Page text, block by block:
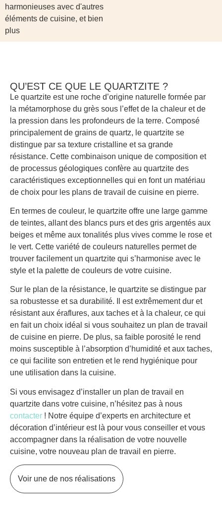
harmonieuses avec d'autres
éléments de cuisine, et bien
plus
QU’EST CE QUE LE QUARTZITE ?
Le quartzite est une roche d’origine naturelle formée par
la métamorphose du grès sous l’effet de la chaleur et de
la pression dans les profondeurs de la terre. Composé
principalement de grains de quartz, le quartzite se
distingue par sa texture cristalline et sa grande
résistance. Cette combinaison unique de composition et
de processus géologiques confère au quartzite des
caractéristiques exceptionnelles qui en font un matériau
de choix pour les plans de travail de cuisine en pierre.
En termes de couleur, le quartzite offre une large gamme
de teintes, allant des blancs purs et des gris argentés aux
beiges et même aux tonalités plus vives comme le rose et
le vert. Cette variété de couleurs naturelles permet de
trouver facilement un quartzite qui s’harmonise avec le
style et la palette de couleurs de votre cuisine.
Sur le plan de la résistance, le quartzite se distingue par
sa robustesse et sa durabilité. Il est extrêmement dur et
résistant aux éraflures, aux taches et à la chaleur, ce qui
en fait un choix idéal si vous souhaitez un plan de travail
de cuisine en pierre. De plus, sa faible porosité le rend
moins susceptible à l’absorption d’humidité et aux taches,
ce qui facilite son entretien et le rend hygiénique pour
une utilisation dans la cuisine.
Si vous envisagez d’installer un plan de travail en
quartzite dans votre cuisine, n’hésitez pas à nous
contacter ! Notre équipe d’experts en architecture et
décoration d’intérieur est là pour vous conseiller et vous
accompagner dans la réalisation de votre nouvelle
cuisine, votre nouveau plan de travail en pierre.
Voir une de nos réalisations